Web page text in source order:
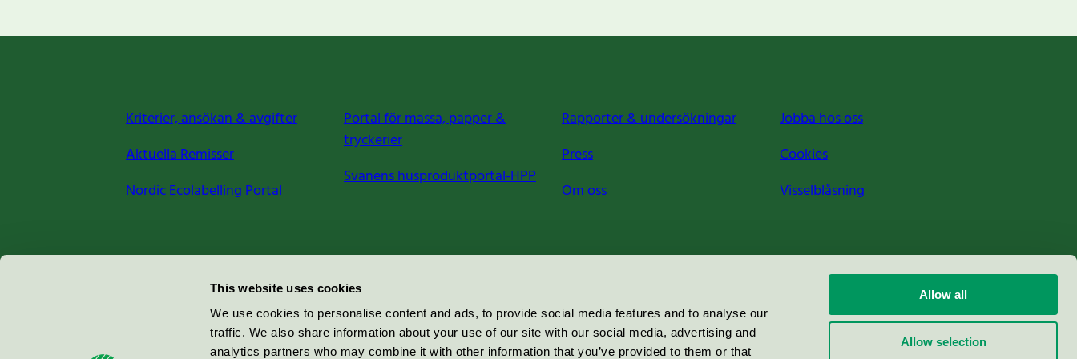
This website uses cookies
We use cookies to personalise content and ads, to provide social media features and to analyse our
traffic. We also share information about your use of our site with our social media, advertising and
analytics partners who may combine it with other information that you’ve provided to them or that
Allow all
Allow selection
Kriterier, ansökan & avgifter
Aktuella Remisser
Nordic Ecolabelling Portal
Portal för massa, papper &
tryckerier
Svanens husproduktportal-HPP
Rapporter & undersökningar
Press
Om oss
Jobba hos oss
Cookies
Visselblåsning
Miljömärkning Sverige AB
100 64